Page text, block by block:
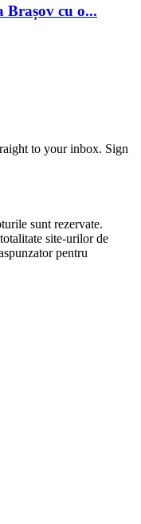
Brașov cu o...
to your inbox. Sign
sunt rezervate.
site-urilor de
pentru